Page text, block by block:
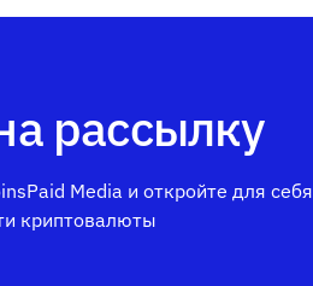
рассылку
Media и откройте для себя
криптовалюты